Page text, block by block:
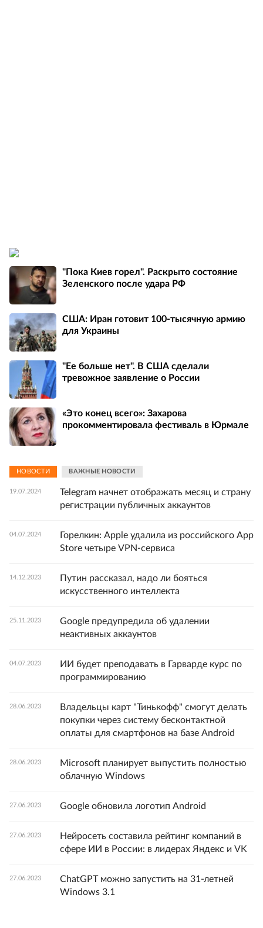
"Пока Киев горел". Раскрыто состояние
Зеленского после удара РФ
США: Иран готовит 100-тысячную армию
для Украины
"Ее больше нет". В США сделали
тревожное заявление о России
«Это конец всего»: Захарова
прокомментировала фестиваль в Юрмале
НОВОСТИ ВАЖНЫЕ НОВОСТИ
19.07.2024
Telegram начнет отображать месяц и страну
регистрации публичных аккаунтов
04.07.2024
Горелкин: Apple удалила из российского App
Store четыре VPN-сервиса
14.12.2023
Путин рассказал, надо ли бояться
искусственного интеллекта
25.11.2023
Google предупредила об удалении
неактивных аккаунтов
04.07.2023
ИИ будет преподавать в Гарварде курс по
программированию
28.06.2023
Владельцы карт "Тинькофф" смогут делать
покупки через систему бесконтактной
оплаты для смартфонов на базе Android
28.06.2023
Microsoft планирует выпустить полностью
облачную Windows
27.06.2023 Google обновила логотип Android
27.06.2023
Нейросеть составила рейтинг компаний в
сфере ИИ в России: в лидерах Яндекс и VK
27.06.2023
ChatGPT можно запустить на 31-летней
Windows 3.1